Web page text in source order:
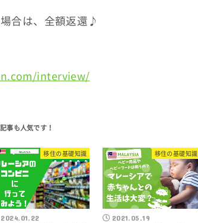
合は、全額返還♪
interview/
移住の基礎知識
2024.01.22
移住の基礎知識
2021.05.19